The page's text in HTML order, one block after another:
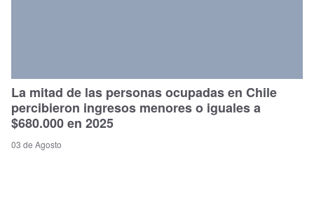
La mitad de las personas ocupadas en Chile
percibieron ingresos menores o iguales a
$680.000 en 2025
03 de Agosto